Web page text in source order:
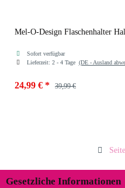
Mel-O-Design Flaschenhalter
Sofort verfügbar
Lieferzeit: 2 - 4 Tage (DE - Ausland
24,99 € * 39,99 €
Seite
Gesetzliche Informationen